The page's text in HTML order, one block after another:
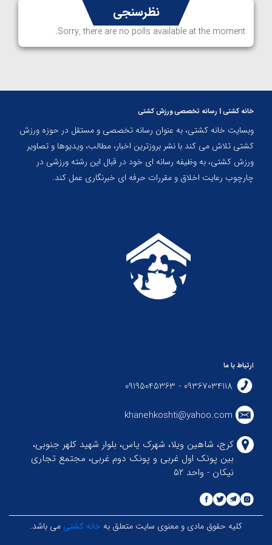
نظرسنجی
Sorry, there are no polls available at the moment.
خانه کشتی | رسانه تخصصی ورزش کشتی
وبسایت خانه کشتی، به عنوان رسانه تخصصی و مستقل در حوزه ورزش
کشتی تلاش می کند با نشر بروزترین اخبار، مطالب، ویدیوها و تصاویر
ورزش کشتی، به وظیفه رسانه ای خود در قبال این رشته ورزشی در
چارچوب رعایت اخلاق و مقررات حرفه ای خبرنگاری عمل کند.
ارتباط با ما
09367034118 - 09195045363
khanehkoshti@yahoo.com
کرج، شاهین ویلا، شهرک یاس، بلوار شهید کلهر جنوبی،
بین پونک اول غربی و پونک دوم غربی، مجتمع تجاری
نیکان - واحد ۵۲
کلیه حقوق مادی و معنوی سایت متعلق به خانه کشتی می باشد.